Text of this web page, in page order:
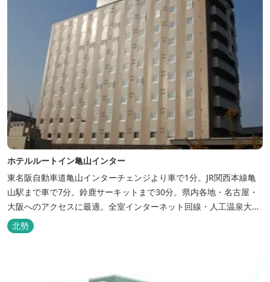
ホテルルートイン亀山インター
東名阪自動車道亀山インターチェンジより車で1分。JR関西本線亀
山駅まで車で7分。鈴鹿サーキットまで30分。県内各地・名古屋・
大阪へのアクセスに最適。全室インターネット回線・人工温泉大浴
場・無料平面駐車場89台完備。
北勢